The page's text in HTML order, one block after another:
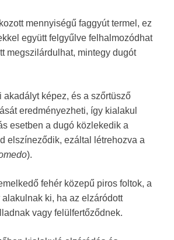
mennyiségű faggyút termel, ez
együtt felgyűlve felhalmozódhat
megszilárdulhat, mintegy dugót
akadályt képez, és a szőrtüsző
eredményezheti, így kialakul
esetben a dugó közlekedik a
elszíneződik, ezáltal létrehozva a
).
fehér közepű piros foltok, a
ki, ha az elzáródott
vagy felülfertőződnek.